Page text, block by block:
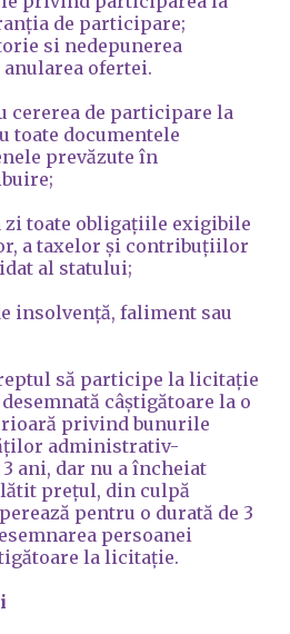
de participare;
si nedepunerea
ofertei.
cererea de participare la
toate documentele
prevăzute în
toate obligațiile exigibile
a taxelor și contribuțiilor
al statului;
insolvență, faliment sau
să participe la licitație
câștigătoare la o
privind bunurile
administrativ-
ani, dar nu a încheiat
prețul, din culpă
pentru o durată de 3
persoanei
la licitație.